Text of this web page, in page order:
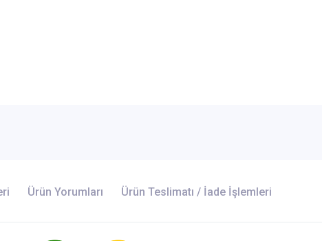
Ürün Yorumları Ürün Teslimatı / İade İşlemleri